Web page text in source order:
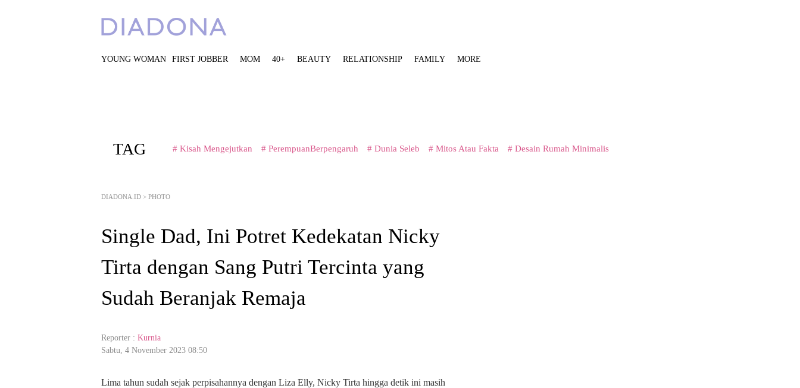
YOUNG WOMAN FIRST JOBBER MOM 40+ BEAUTY RELATIONSHIP FAMILY MORE
TAG # Kisah Mengejutkan # PerempuanBerpengaruh # Dunia Seleb # Mitos Atau Fakta # Desain Rumah Minimalis
DIADONA.ID > PHOTO
Single Dad, Ini Potret Kedekatan Nicky
Tirta dengan Sang Putri Tercinta yang
Sudah Beranjak Remaja
Reporter : Kurnia
Sabtu, 4 November 2023 08:50
Lima tahun sudah sejak perpisahannya dengan Liza Elly, Nicky Tirta hingga detik ini masih